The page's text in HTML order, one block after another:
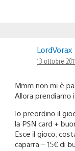
LordVorax
13 ottobre
Mmm non mi è
Allora prendiamo
Io preordino il
la PSN card +
Esce il gioco,
caparra – 15€ di